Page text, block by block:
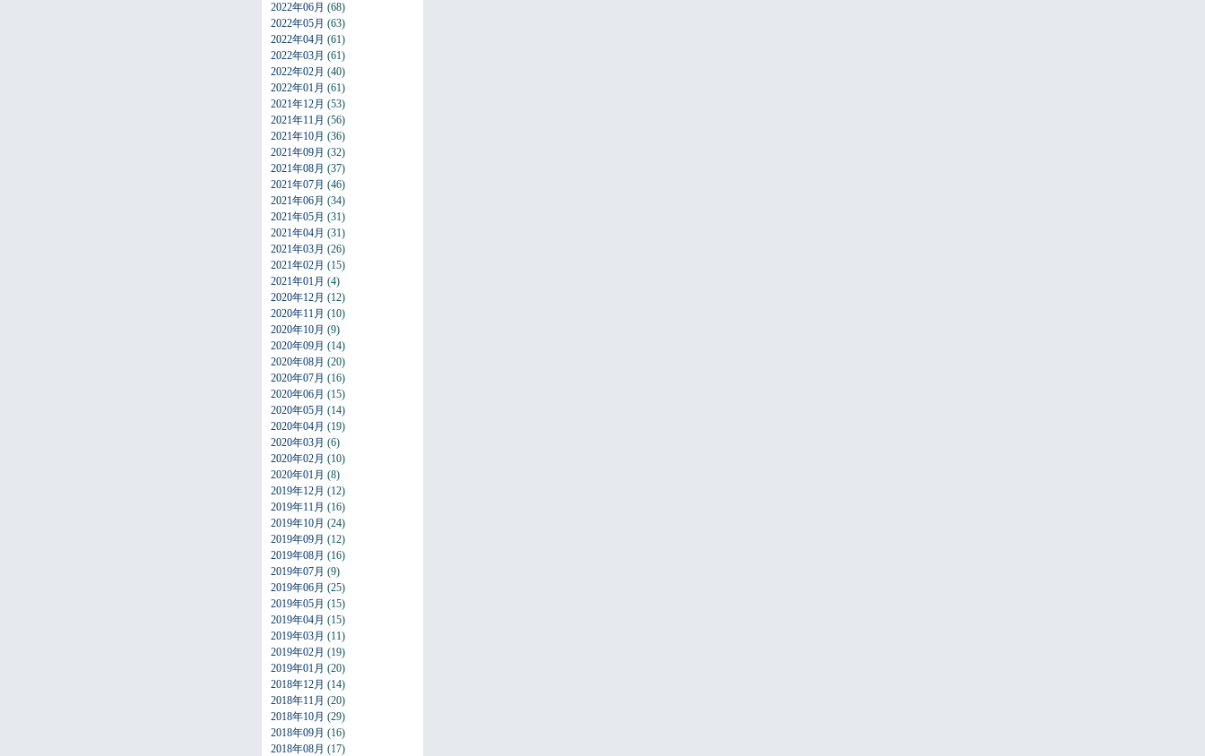
2022年06月 (68)
2022年05月 (63)
2022年04月 (61)
2022年03月 (61)
2022年02月 (40)
2022年01月 (61)
2021年12月 (53)
2021年11月 (56)
2021年10月 (36)
2021年09月 (32)
2021年08月 (37)
2021年07月 (46)
2021年06月 (34)
2021年05月 (31)
2021年04月 (31)
2021年03月 (26)
2021年02月 (15)
2021年01月 (4)
2020年12月 (12)
2020年11月 (10)
2020年10月 (9)
2020年09月 (14)
2020年08月 (20)
2020年07月 (16)
2020年06月 (15)
2020年05月 (14)
2020年04月 (19)
2020年03月 (6)
2020年02月 (10)
2020年01月 (8)
2019年12月 (12)
2019年11月 (16)
2019年10月 (24)
2019年09月 (12)
2019年08月 (16)
2019年07月 (9)
2019年06月 (25)
2019年05月 (15)
2019年04月 (15)
2019年03月 (11)
2019年02月 (19)
2019年01月 (20)
2018年12月 (14)
2018年11月 (20)
2018年10月 (29)
2018年09月 (16)
2018年08月 (17)